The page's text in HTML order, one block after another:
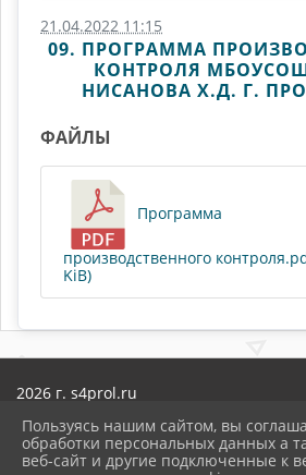
21.04.2022 11:15
09. ПРОГРАММА
КОНТРОЛЯ
НИСАНОВА Х.Д. Г.
ФАЙЛЫ
Программа
производственного
KiB)
2026 г. s4prol.ru
Карта сайта
Политика обработки персональных
Пользуясь нашим сайтом, вы
обработки персональных данных а
веб-сайт и другие подключенные к